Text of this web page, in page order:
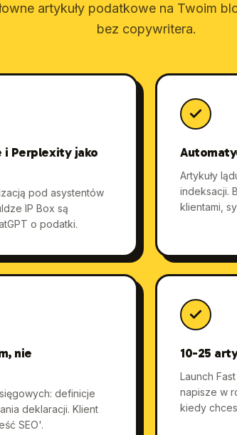
artykuły podatkowe na Twoim
bez copywritera.
i Perplexity jako
pod asystentów
IP Box są
o podatki.
Artykuły
indeksacji.
klientami,
nie
definicje
deklaracji. Klient
SEO'.
10-25
Launch
napisze w
kiedy